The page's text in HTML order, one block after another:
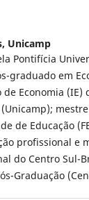
Unicamp
Pontifícia
graduado em
Economia (IE)
de Educação
profissional e
do Centro Sul-
Graduação